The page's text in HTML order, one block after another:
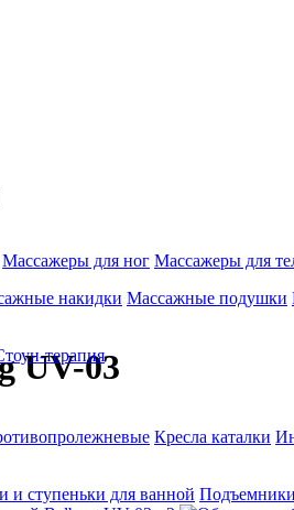
Массажеры для ног Массажеры для
накидки Массажные подушки
терапия
Кресла каталки
и ступеньки для ванной
UV-03